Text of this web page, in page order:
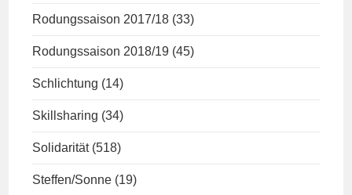
Rodungssaison 2017/18 (33)
Rodungssaison 2018/19 (45)
Schlichtung (14)
Skillsharing (34)
Solidarität (518)
Steffen/Sonne (19)